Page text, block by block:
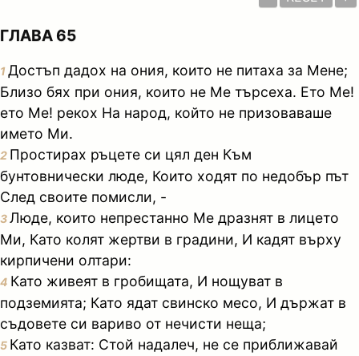
ГЛАВА 65
1Достъп дадох на ония, които не питаха за Мене;
Близо бях при ония, които не Ме търсеха. Ето Ме!
ето Ме! рекох На народ, който не призоваваше
името Ми.
2 Простирах ръцете си цял ден Към
бунтовнически люде, Които ходят по недобър път
След своите помисли, -
3Люде, които непрестанно Ме дразнят в лицето
Ми, Като колят жертви в градини, И кадят върху
кирпичени олтари:
4 Като живеят в гробищата, И нощуват в
подземията; Като ядат свинско месо, И държат в
съдовете си вариво от нечисти неща;
5 Като казват: Стой надалеч, не се приближавай